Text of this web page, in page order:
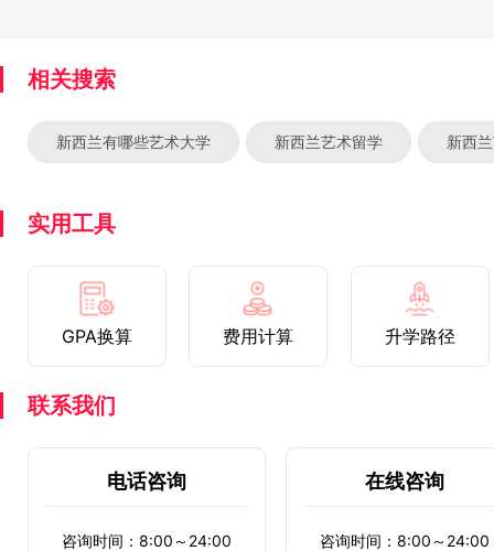
相关搜索
新西兰有哪些艺术大学 新西兰艺术留学 新西
实用工具
GPA换算 费用计算 升学路径
联系我们
电话咨询
咨询时间：8:00～24:00
在线咨询
咨询时间：8:00～24:00